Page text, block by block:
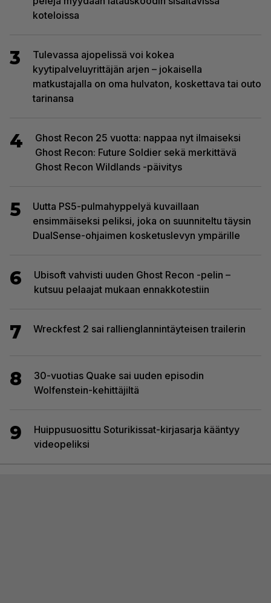
koteloissa
3
Tulevassa ajopelissä voi kokea
kyytipalveluyrittäjän arjen – jokaisella
matkustajalla on oma hulvaton, koskettava tai outo
tarinansa
4
Ghost Recon 25 vuotta: nappaa nyt ilmaiseksi
Ghost Recon: Future Soldier sekä merkittävä
Ghost Recon Wildlands -päivitys
5
Uutta PS5-pulmahyppelyä kuvaillaan
ensimmäiseksi peliksi, joka on suunniteltu täysin
DualSense-ohjaimen kosketuslevyn ympärille
6
Ubisoft vahvisti uuden Ghost Recon -pelin –
kutsuu pelaajat mukaan ennakkotestiin
7 Wreckfest 2 sai rallienglannintäyteisen trailerin
8
30-vuotias Quake sai uuden episodin
Wolfenstein-kehittäjiltä
9
Huippusuosittu Soturikissat-kirjasarja kääntyy
videopeliksi